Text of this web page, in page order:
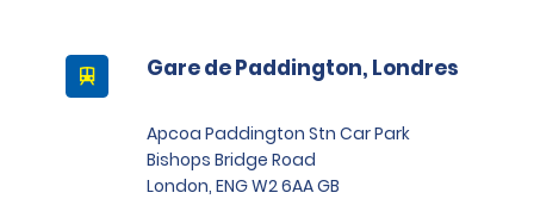
Gare de Paddington, Londres
Apcoa Paddington Stn Car Park
Bishops Bridge Road
London, ENG W2 6AA GB